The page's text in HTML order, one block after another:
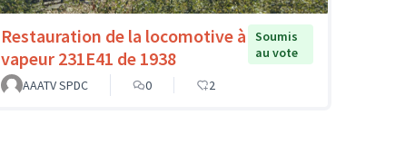
Restauration de la locomotive à
vapeur 231E41 de 1938
Soumis
au vote
AAATV SPDC
0 2